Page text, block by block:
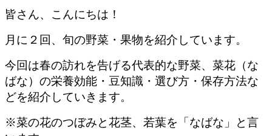
皆さん、こんにちは！
月に２回、旬の野菜・果物を紹介しています。
今回は春の訪れを告げる代表的な野菜、菜花（な
ばな）の栄養効能・豆知識・選び方・保存方法な
どを紹介していきます。
※菜の花のつぼみと花茎、若葉を「なばな」と言